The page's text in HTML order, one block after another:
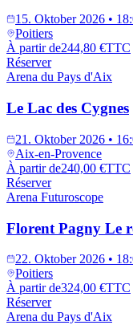
15. Oktober 2026 •
Poitiers
À partir de244,80 €TTC
Réserver
Arena du Pays d'Aix
Le Lac des Cygnes
21. Oktober 2026 •
Aix-en-Provence
À partir de240,00 €TTC
Réserver
Arena Futuroscope
Florent Pagny Le
22. Oktober 2026 •
Poitiers
À partir de324,00 €TTC
Réserver
Arena du Pays d'Aix